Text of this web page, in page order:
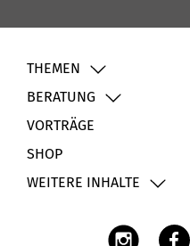
THEMEN
BERATUNG
VORTRÄGE
SHOP
WEITERE INHALTE